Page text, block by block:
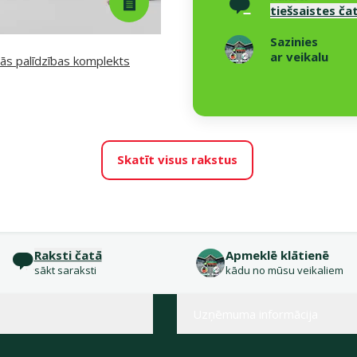
tiešsaistes
Sazinies
ar veikalu
palīdzības komplekts
Skatīt visus rakstus
Raksti čatā
sākt saraksti
Apmeklē klātienē
kādu no mūsu veikaliem